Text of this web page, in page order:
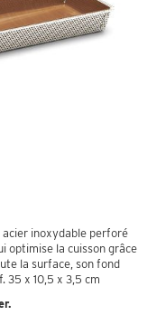
inoxydable perforé
optimise la cuisson grâce
la surface, son fond
35 x 10,5 x 3,5 cm